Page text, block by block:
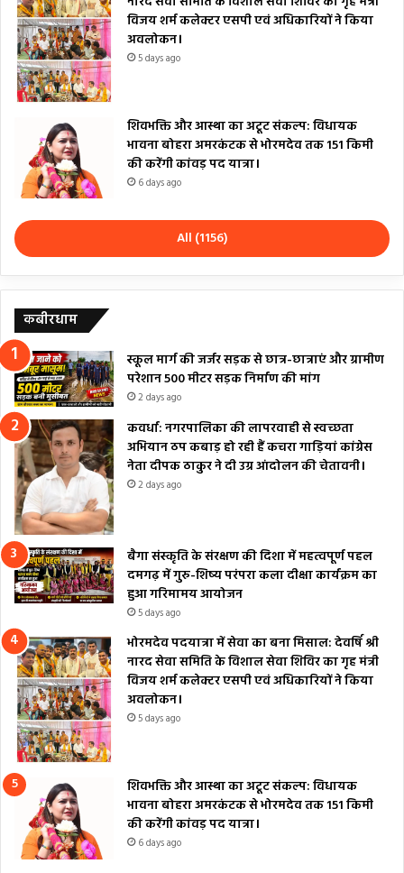
विजय शर्म कलेक्टर एसपी एवं अधिकारियों ने किया
अवलोकन।
5 days ago
शिवभक्ति और आस्था का अटूट संकल्प: विधायक
भावना बोहरा अमरकंटक से भोरमदेव तक 151 किमी
की करेंगी कांवड़ पद यात्रा।
6 days ago
All (1156)
कबीरधाम
स्कूल मार्ग की जर्जर सड़क से छात्र-छात्राएं और ग्रामीण
परेशान 500 मीटर सड़क निर्माण की मांग
2 days ago
कवर्धा: नगरपालिका की लापरवाही से स्वच्छता
अभियान ठप कबाड़ हो रही हैं कचरा गाड़ियां कांग्रेस
नेता दीपक ठाकुर ने दी उग्र आंदोलन की चेतावनी।
2 days ago
बैगा संस्कृति के संरक्षण की दिशा में महत्वपूर्ण पहल
दमगढ़ में गुरु-शिष्य परंपरा कला दीक्षा कार्यक्रम का
हुआ गरिमामय आयोजन
5 days ago
भोरमदेव पदयात्रा में सेवा का बना मिसाल: देवर्षि श्री
नारद सेवा समिति के विशाल सेवा शिविर का गृह मंत्री
विजय शर्म कलेक्टर एसपी एवं अधिकारियों ने किया
अवलोकन।
5 days ago
शिवभक्ति और आस्था का अटूट संकल्प: विधायक
भावना बोहरा अमरकंटक से भोरमदेव तक 151 किमी
की करेंगी कांवड़ पद यात्रा।
6 days ago